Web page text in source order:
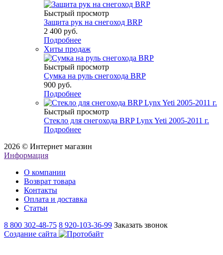
Быстрый просмотр
Защита рук на снегоход BRP
2 400 руб.
Подробнее
Хиты продаж
Быстрый просмотр
Сумка на руль снегохода BRP
900 руб.
Подробнее
Быстрый просмотр
Стекло для снегохода BRP Lynx Yeti 2005-2011 г.
Подробнее
2026 © Интернет магазин
Информация
О компании
Возврат товара
Контакты
Оплата и доставка
Статьи
8 800 302-48-75 8 920-103-36-99 Заказать звонок
Создание сайта